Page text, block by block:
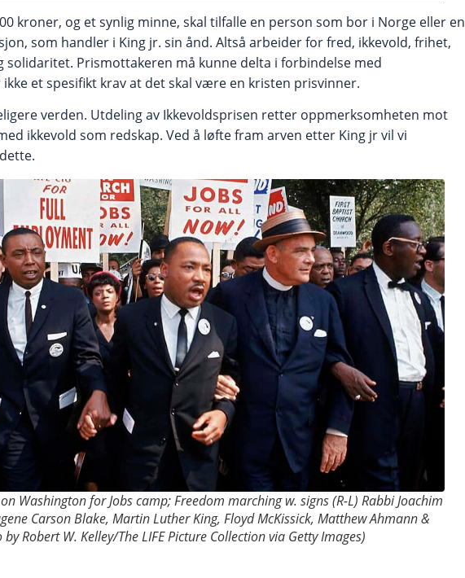
kroner, og et synlig minne, skal tilfalle en person som bor i Norge eller en
som handler i King jr. sin ånd. Altså arbeider for fred, ikkevold, frihet,
solidaritet. Prismottakeren må kunne delta i forbindelse med
et spesifikt krav at det skal være en kristen prisvinner.
verden. Utdeling av Ikkevoldsprisen retter oppmerksomheten mot
ikkevold som redskap. Ved å løfte fram arven etter King jr vil vi
Washington for Jobs camp; Freedom marching w. signs (R-L) Rabbi Joachim
Carson Blake, Martin Luther King, Floyd McKissick, Matthew Ahmann &
by Robert W. Kelley/The LIFE Picture Collection via Getty Images)